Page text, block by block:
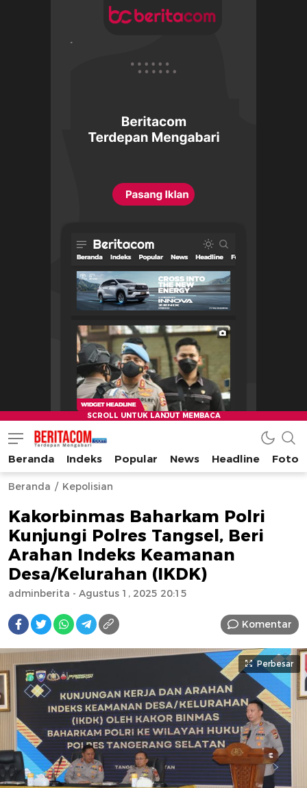
beritacom.com
bestnews
Beranda Indeks Popular News Headline Foto
Beranda Kepolisian
Kakorbinmas Baharkam Polri
Kunjungi Polres Tangsel, Beri
Arahan Indeks Keamanan
Desa/Kelurahan (IKDK)
adminberita - Agustus 1, 2025 20:15
Komentar
Perbesar